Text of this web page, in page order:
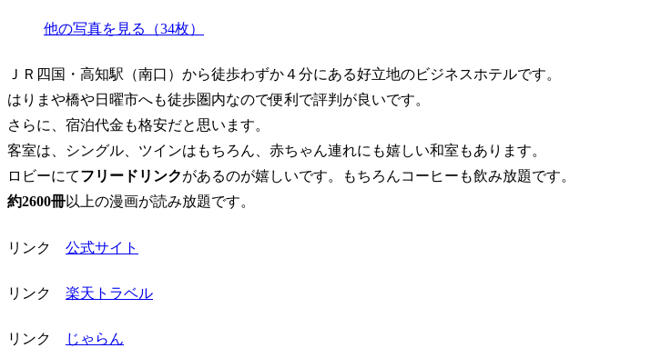
他の写真を見る（34枚）
ＪＲ四国・高知駅（南口）から徒歩わずか４分にある好立地のビジネスホテルです。
はりまや橋や日曜市へも徒歩圏内なので便利で評判が良いです。
さらに、宿泊代金も格安だと思います。
客室は、シングル、ツインはもちろん、赤ちゃん連れにも嬉しい和室もあります。
ロビーにてフリードリンクがあるのが嬉しいです。もちろんコーヒーも飲み放題です。
約2600冊以上の漫画が読み放題です。
リンク 公式サイト
リンク 楽天トラベル
リンク じゃらん